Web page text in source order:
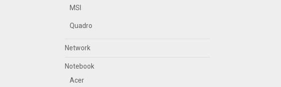
MSI
Quadro
Network
Notebook
Acer